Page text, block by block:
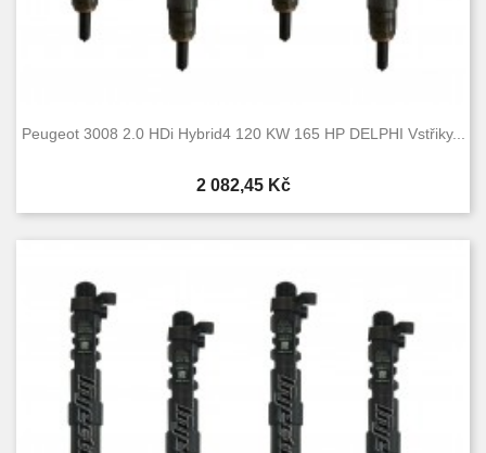
Peugeot 3008 2.0 HDi Hybrid4 120 KW 165 HP DELPHI Vstřiky...
Cena
2 082,45 Kč